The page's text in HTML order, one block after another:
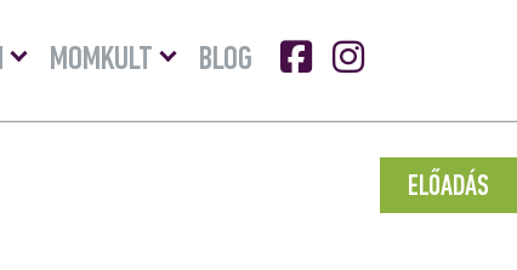
Menü
lenyitásaMOMKULT
Menü
lenyitása
BLOG
ELŐADÁS